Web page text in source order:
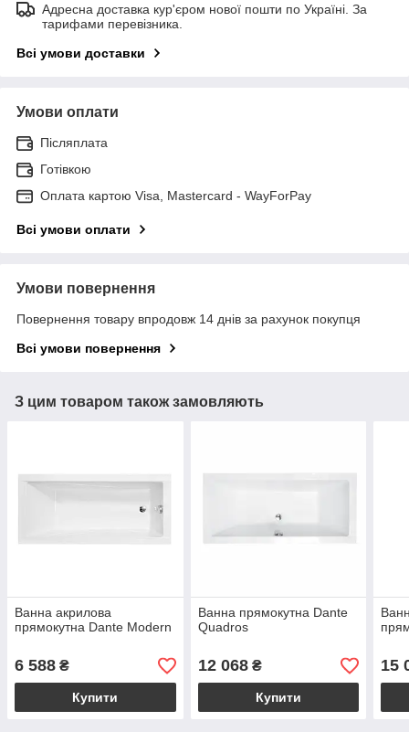
Адресна доставка кур'єром нової пошти по Україні. За
тарифами перевізника.
Всі умови доставки
Умови оплати
Післяплата
Готівкою
Оплата картою Visa, Mastercard - WayForPay
Всі умови оплати
Умови повернення
Повернення товару впродовж 14 днів за рахунок покупця
Всі умови повернення
З цим товаром також замовляють
Ванна акрилова
прямокутна Dante Modern
6 588 ₴
Купити
Ванна прямокутна Dante
Quadros
12 068₴
Купити
15